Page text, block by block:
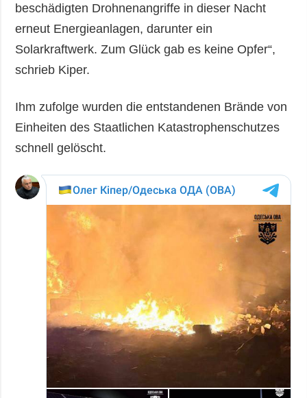
beschädigten Drohnenangriffe in dieser Nacht
erneut Energieanlagen, darunter ein
Solarkraftwerk. Zum Glück gab es keine Opfer“,
schrieb Kiper.
Ihm zufolge wurden die entstandenen Brände von
Einheiten des Staatlichen Katastrophenschutzes
schnell gelöscht.